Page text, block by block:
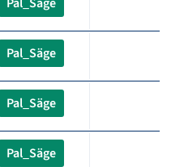
Pal_Säge
Pal_Säge
Pal_Säge